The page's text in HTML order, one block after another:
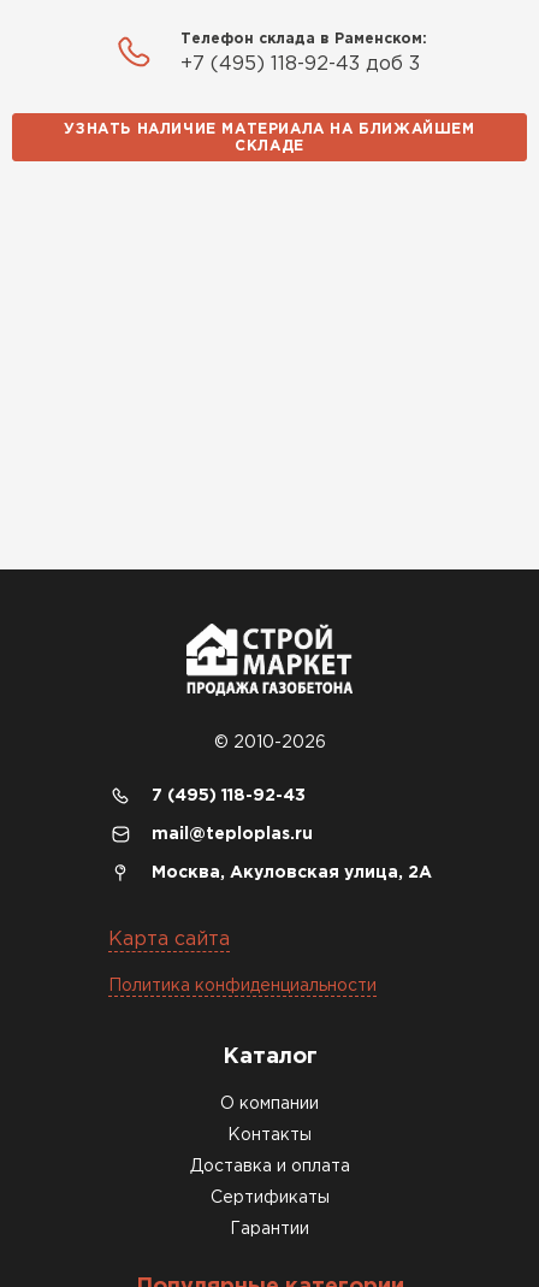
Телефон склада в Раменском:
+7 (495) 118-92-43 доб 3
УЗНАТЬ НАЛИЧИЕ МАТЕРИАЛА НА БЛИЖАЙШЕМ
СКЛАДЕ
© 2010-2026
7 (495) 118-92-43
mail@teploplas.ru
Москва, Акуловская улица, 2А
Карта сайта
Политика конфиденциальности
Каталог
О компании
Контакты
Доставка и оплата
Сертификаты
Гарантии